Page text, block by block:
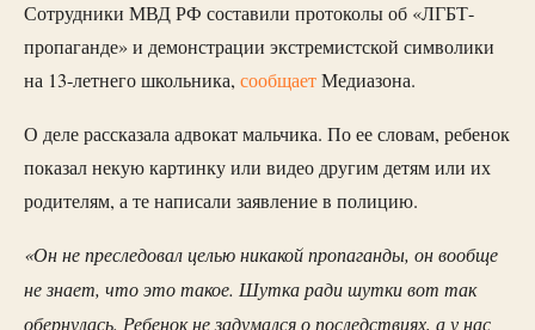
Сотрудники МВД РФ составили протоколы об «ЛГБТ-
пропаганде» и демонстрации экстремистской символики
на 13-летнего школьника, сообщаетМедиазона.
О деле рассказала адвокат мальчика. По ее словам, ребенок
показал некую картинку или видео другим детям или их
родителям, а те написали заявление в полицию.
«Он не преследовал целью никакой пропаганды, он вообще
не знает, что это такое. Шутка ради шутки вот так
обернулась. Ребенок не задумался о последствиях, а у нас